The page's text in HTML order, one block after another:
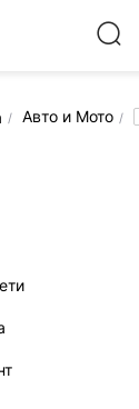
Авто и Мото